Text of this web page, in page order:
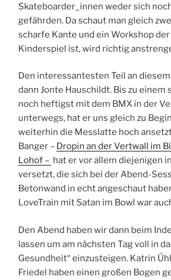
Skateboarder_innen weder sich
gefährden. Da schaut man gleich
scharfe Kante und ein Workshop
Kinderspiel ist, wird richtig
Den interessantesten Teil an
dann Jonte Hauschildt. Bis zu einem
noch heftigst mit dem BMX in der
unterwegs, hat er uns gleich zu
weiterhin die Messlatte hoch
Banger – Dropin an der Vertwall im
Lohof – hat er vor allem diejenigen
versetzt, die sich bei der Abend-
Betonwand in echt angeschaut
LoveTrain mit Satan im Bowl war
Den Abend haben wir dann beim
lassen um am nächsten Tag voll in
Gesundheit“ einzusteigen. Katrin
Friedel haben einen großen Bogen